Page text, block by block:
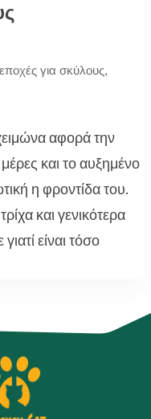
για σκύλους,
αφορά την
και το αυξημένο
η φροντίδα του.
και γενικότερα
είναι τόσο